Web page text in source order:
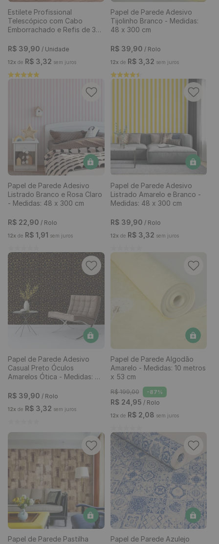
Estilete Profissional
Telescópico com Cabo
Emborrachado e Refis de 3
R$ 39 90 / Unidade
12x de R$ 3 32 sem juros
Papel de Parede Adesivo
Tijolinho Branco - Medidas:
48 x 300 cm
R$ 39 90 / Rolo
12x de R$ 3 32 sem juros
Papel de Parede Adesivo
Listrado Branco e Rosa Claro
- Medidas: 48 x 300 cm
R$ 22 90 / Rolo
12x de R$ 1 91 sem juros
Papel de Parede Adesivo
Listrado Amarelo e Branco -
Medidas: 48 x 300 cm
R$ 39 90 / Rolo
12x de R$ 3 32 sem juros
Papel de Parede Adesivo
Casual Preto Óculos
Amarelos Ótica - Medidas: 48
R$ 39 90 / Rolo
12x de R$ 3 32 sem juros
Papel de Parede Algodão
Amarelo - Medidas: 10 metros
x 53 cm
R$ 199,00 -87%
R$ 24 95 / Rolo
12x de R$ 2 08 sem juros
Papel de Parede Pastilha
Papel de Parede Azulejo